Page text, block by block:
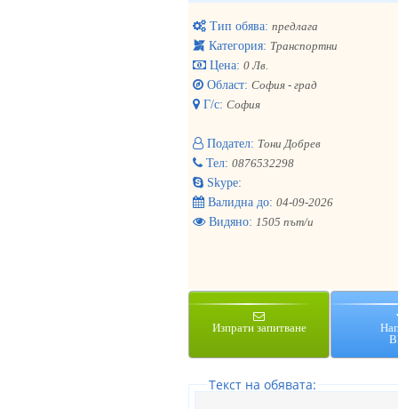
Тип обява: предлага
Категория: Транспортни
Цена: 0 Лв.
Област: София - град
Г/с: София
Подател: Тони Добрев
Тел: 0876532298
Skype:
Валидна до: 04-09-2026
Видяно: 1505 път/и
Изпрати запитване
Tекст на обявата: